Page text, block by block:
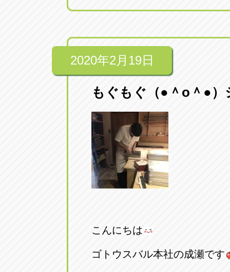
2020年2月19日
もぐもぐ（●＾o＾●）
こんにちは
ゴトウスバル本社の成瀬です